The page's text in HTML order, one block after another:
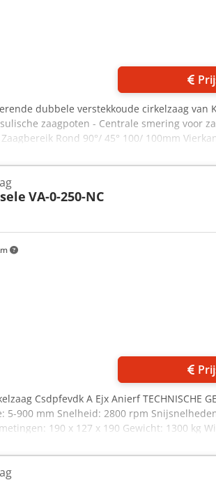
dubbele verstekkoude cirkelzaag van
zaagpoten - Centrale smering voor
Rond 90°/ 45° 100/ 100mm
bij enkele snede op 90° 30mm Kortste
mm Gewicht 980 kg Verdere
VA-0-250-NC
Csdpfevdk A Ejx Anierf TECHNISCHE
900 mm Snelheid: 2800 rpm
190 x 127 x 190 Gewicht: 1300 kg
informatie.